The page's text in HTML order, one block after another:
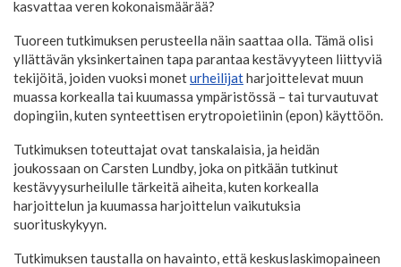
kasvattaa veren kokonaismäärää?
Tuoreen tutkimuksen perusteella näin saattaa olla. Tämä olisi
yllättävän yksinkertainen tapa parantaa kestävyyteen liittyviä
tekijöitä, joiden vuoksi moneturheilijatharjoittelevat muun
muassa korkealla tai kuumassa ympäristössä – tai turvautuvat
dopingiin, kuten synteettisen erytropoietiinin (epon) käyttöön.
Tutkimuksen toteuttajat ovat tanskalaisia, ja heidän
joukossaan on Carsten Lundby, joka on pitkään tutkinut
kestävyysurheilulle tärkeitä aiheita, kuten korkealla
harjoittelun ja kuumassa harjoittelun vaikutuksia
suorituskykyyn.
Tutkimuksen taustalla on havainto, että keskuslaskimopaineen